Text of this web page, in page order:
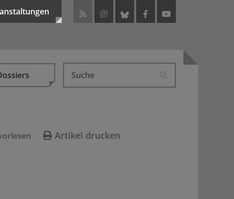
Artikel drucken